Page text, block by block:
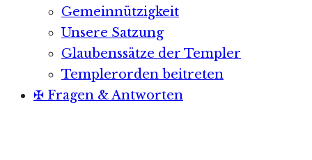
Gemeinnützigkeit
Unsere Satzung
Glaubenssätze der Templer
Templerorden beitreten
✠ Fragen & Antworten